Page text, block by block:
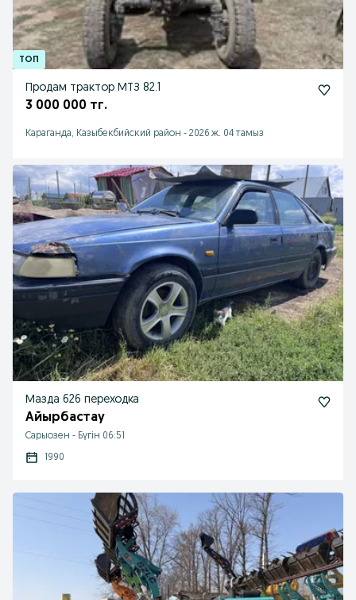
Продам трактор МТЗ 82.1
3 000 000 тг.
Караганда, Казыбекбийский район - 2026 ж. 04 тамыз
Мазда 626 переходка
Айырбастау
Сарыозен - Бүгін 06:51
1990